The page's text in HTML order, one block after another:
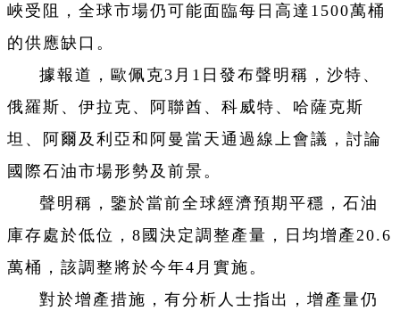
峽受阻，全球市場仍可能面臨每日高達1500萬桶
的供應缺口。
據報道，歐佩克3月1日發布聲明稱，沙特、
俄羅斯、伊拉克、阿聯酋、科威特、哈薩克斯
坦、阿爾及利亞和阿曼當天通過線上會議，討論
國際石油市場形勢及前景。
聲明稱，鑒於當前全球經濟預期平穩，石油
庫存處於低位，8國決定調整產量，日均增產20.6
萬桶，該調整將於今年4月實施。
對於增產措施，有分析人士指出，增產量仍